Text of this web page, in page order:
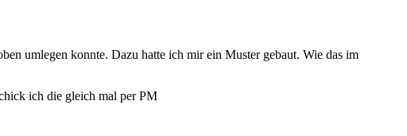
umlegen konnte. Dazu hatte ich mir ein Muster gebaut. Wie das im
ich die gleich mal per PM